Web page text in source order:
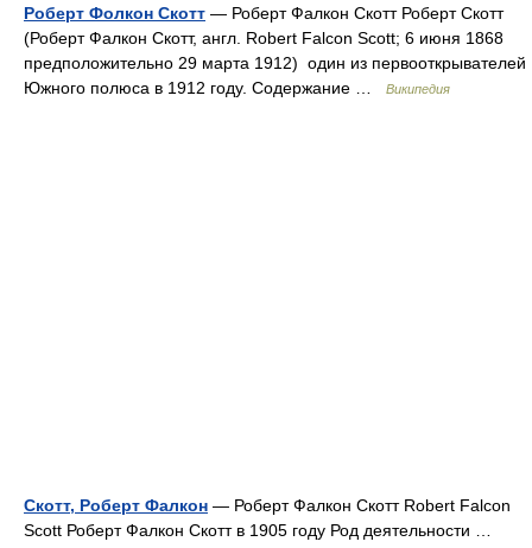
Роберт Фолкон Скотт — Роберт Фалкон Скотт Роберт Скотт
(Роберт Фалкон Скотт, англ. Robert Falcon Scott; 6 июня 1868
предположительно 29 марта 1912) один из первооткрывателей
Южного полюса в 1912 году. Содержание …
Википедия
Скотт, Роберт Фалкон — Роберт Фалкон Скотт Robert Falcon
Scott Роберт Фалкон Скотт в 1905 году Род деятельности …